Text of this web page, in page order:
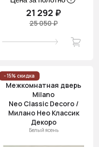
21 292 ₽
25 050 ₽
- 15% скидка
Межкомнатная дверь
Milano
Neo Classic Decoro /
Милано Нео Классик
Декоро
Белый ясень